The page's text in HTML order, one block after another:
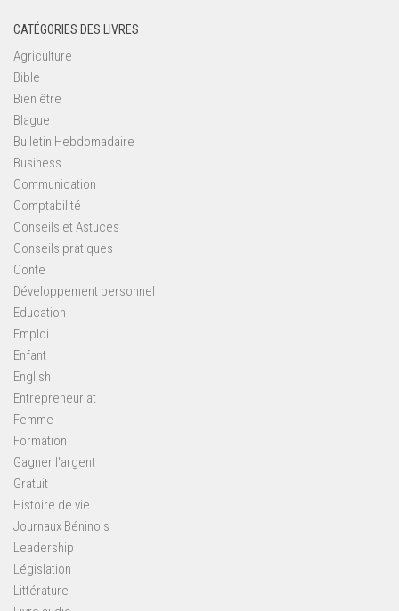
CATÉGORIES DES LIVRES
Agriculture
Bible
Bien être
Blague
Bulletin Hebdomadaire
Business
Communication
Comptabilité
Conseils et Astuces
Conseils pratiques
Conte
Développement personnel
Education
Emploi
Enfant
English
Entrepreneuriat
Femme
Formation
Gagner l'argent
Gratuit
Histoire de vie
Journaux Béninois
Leadership
Législation
Littérature